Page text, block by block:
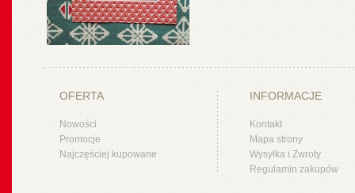
OFERTA
Nowości
Promocje
Najczęściej kupowane
INFORMACJE
Kontakt
Mapa strony
Wysyłka i Zwroty
Regulamin zakupów